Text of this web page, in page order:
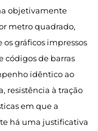
objetivamente
metro quadrado,
gráficos impressos
códigos de barras
idêntico ao
resistência à tração
em que a
há uma justificativa